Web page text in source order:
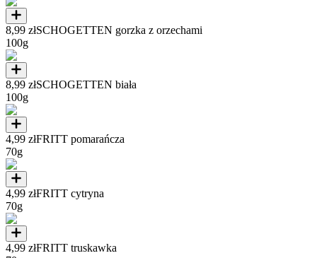
8,99 złSCHOGETTEN gorzka z orzechami
100g
8,99 złSCHOGETTEN biała
100g
4,99 złFRITT pomarańcza
70g
4,99 złFRITT cytryna
70g
4,99 złFRITT truskawka